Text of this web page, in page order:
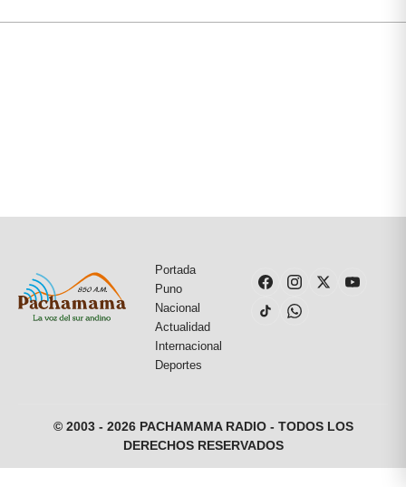
Portada
Puno
Nacional
Actualidad
Internacional
Deportes
© 2003 - 2026 PACHAMAMA RADIO - TODOS LOS
DERECHOS RESERVADOS